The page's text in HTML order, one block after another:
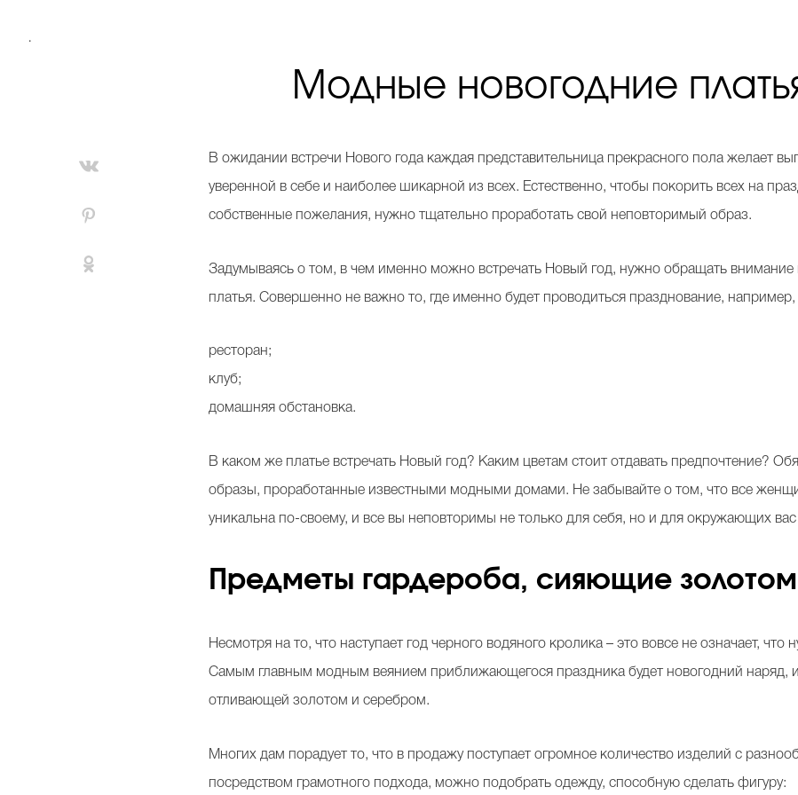
.
Модные новогодние
В ожидании встречи Нового года каждая представительница прекрасного пола желает
уверенной в себе и наиболее шикарной из всех. Естественно, чтобы покорить всех на
собственные пожелания, нужно тщательно проработать свой неповторимый образ.
Задумываясь о том, в чем именно можно встречать Новый год, нужно обращать
платья. Совершенно не важно то, где именно будет проводиться празднование, например,
ресторан;
клуб;
домашняя обстановка.
В каком же платье встречать Новый год? Каким цветам стоит отдавать предпочтение?
образы, проработанные известными модными домами. Не забывайте о том, что все
уникальна по-своему, и все вы неповторимы не только для себя, но и для окружающих
Предметы гардероба, сияющие
Несмотря на то, что наступает год черного водяного кролика – это вовсе не означает,
Самым главным модным веянием приближающегося праздника будет новогодний наряд,
отливающей золотом и серебром.
Многих дам порадует то, что в продажу поступает огромное количество изделий с
посредством грамотного подхода, можно подобрать одежду, способную сделать фигуру: